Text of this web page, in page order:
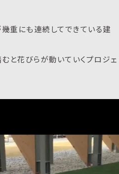
重にも連続してできている建
と花びらが動いていくプロジェ